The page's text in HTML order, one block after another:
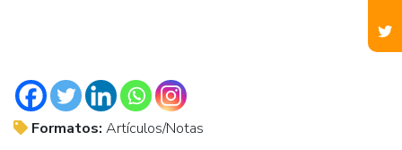
Formatos: Artículos/Notas